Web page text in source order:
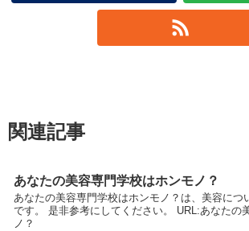
関連記事
あなたの美容専門学校はホンモノ？
あなたの美容専門学校はホンモノ？は、美容につ
です。 是非参考にしてください。 URL:あなたの
ノ？